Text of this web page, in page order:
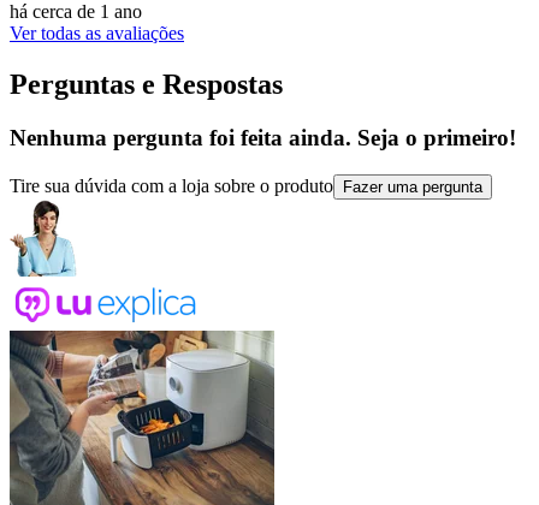
há cerca de 1 ano
Ver todas as avaliações
Perguntas e Respostas
Nenhuma pergunta foi feita ainda. Seja o primeiro!
Tire sua dúvida com a loja sobre o produto Fazer uma pergunta